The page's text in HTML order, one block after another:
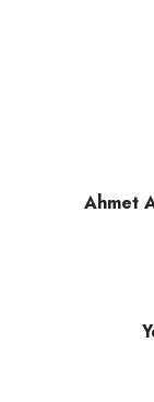
Ahmet